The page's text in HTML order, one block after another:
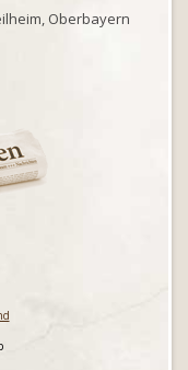
Oberbayern